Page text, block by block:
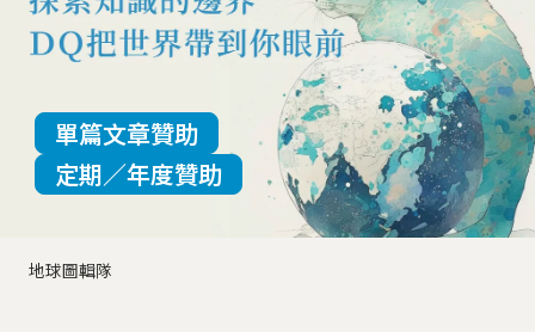
地球圖輯隊
單篇文章贊助
定期／年度贊助